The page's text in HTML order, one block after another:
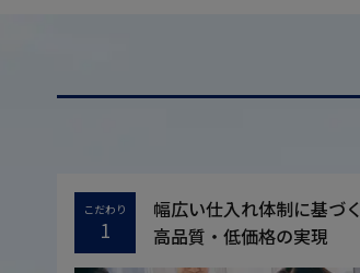
こだわり
1
幅広い仕入れ体制に基づく
高品質・低価格の実現